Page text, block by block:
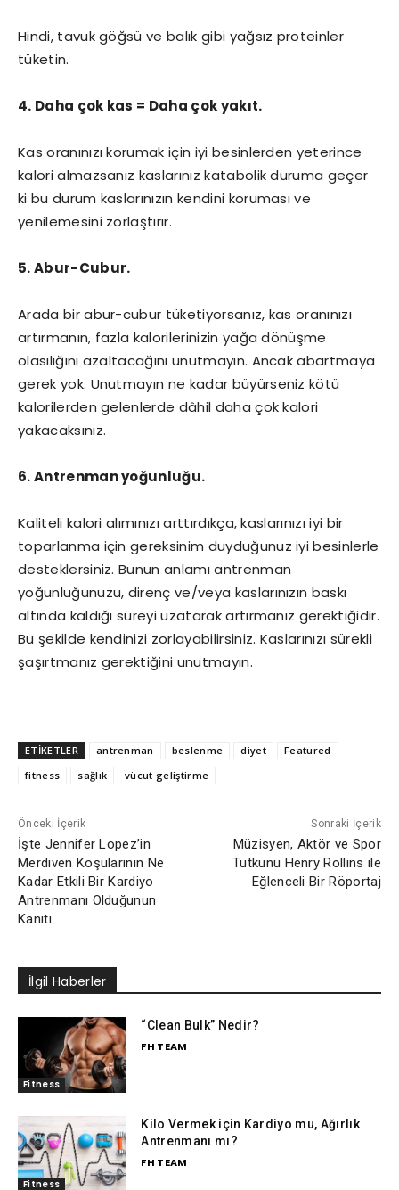
Hindi, tavuk göğsü ve balık gibi yağsız proteinler
tüketin.
4. Daha çok kas = Daha çok yakıt.
Kas oranınızı korumak için iyi besinlerden yeterince
kalori almazsanız kaslarınız katabolik duruma geçer
ki bu durum kaslarınızın kendini koruması ve
yenilemesini zorlaştırır.
5. Abur-Cubur.
Arada bir abur-cubur tüketiyorsanız, kas oranınızı
artırmanın, fazla kalorilerinizin yağa dönüşme
olasılığını azaltacağını unutmayın. Ancak abartmaya
gerek yok. Unutmayın ne kadar büyürseniz kötü
kalorilerden gelenlerde dâhil daha çok kalori
yakacaksınız.
6. Antrenman yoğunluğu.
Kaliteli kalori alımınızı arttırdıkça, kaslarınızı iyi bir
toparlanma için gereksinim duyduğunuz iyi besinlerle
desteklersiniz. Bunun anlamı antrenman
yoğunluğunuzu, direnç ve/veya kaslarınızın baskı
altında kaldığı süreyi uzatarak artırmanız gerektiğidir.
Bu şekilde kendinizi zorlayabilirsiniz. Kaslarınızı sürekli
şaşırtmanız gerektiğini unutmayın.
ETİKETLER antrenman beslenme diyet
Featured
fitness
sağlık vücut geliştirme
Önceki İçerik
İşte Jennifer Lopez’in
Merdiven Koşularının Ne
Kadar Etkili Bir Kardiyo
Antrenmanı Olduğunun
Kanıtı
Sonraki İçerik
Müzisyen, Aktör ve Spor
Tutkunu Henry Rollins ile
Eğlenceli Bir Röportaj
İlgil Haberler
Fitness
“Clean Bulk” Nedir?
FH TEAM
Fitness
Kilo Vermek için Kardiyo mu, Ağırlık
Antrenmanı mı?
FH TEAM